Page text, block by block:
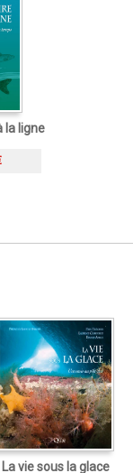
la ligne
La vie sous la glace